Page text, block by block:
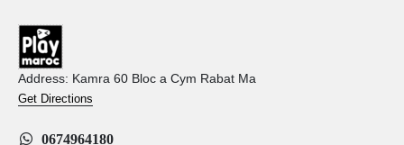
Address: Kamra 60 Bloc a Cym Rabat Ma
Get Directions
0674964180